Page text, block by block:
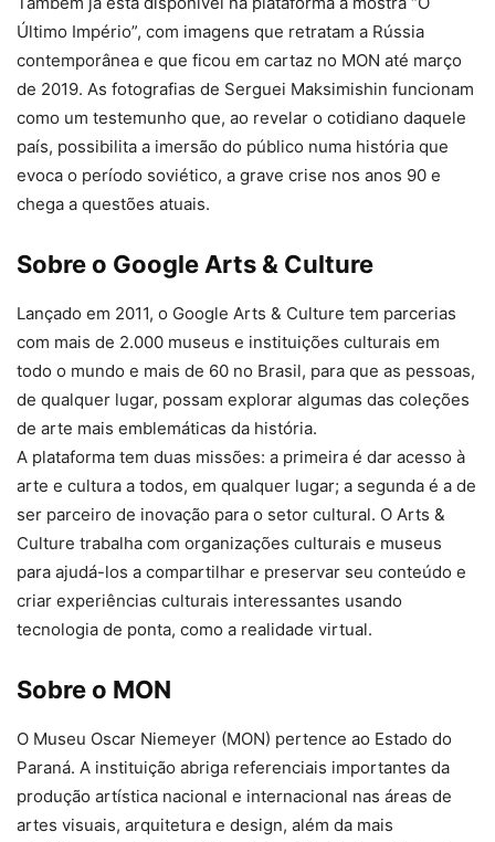
Último Império”, com imagens que retratam a Rússia
contemporânea e que ficou em cartaz no MON até março
de 2019. As fotografias de Serguei Maksimishin funcionam
como um testemunho que, ao revelar o cotidiano daquele
país, possibilita a imersão do público numa história que
evoca o período soviético, a grave crise nos anos 90 e
chega a questões atuais.
Sobre o Google Arts & Culture
Lançado em 2011, o Google Arts & Culture tem parcerias
com mais de 2.000 museus e instituições culturais em
todo o mundo e mais de 60 no Brasil, para que as pessoas,
de qualquer lugar, possam explorar algumas das coleções
de arte mais emblemáticas da história.
A plataforma tem duas missões: a primeira é dar acesso à
arte e cultura a todos, em qualquer lugar; a segunda é a de
ser parceiro de inovação para o setor cultural. O Arts &
Culture trabalha com organizações culturais e museus
para ajudá-los a compartilhar e preservar seu conteúdo e
criar experiências culturais interessantes usando
tecnologia de ponta, como a realidade virtual.
Sobre o MON
O Museu Oscar Niemeyer (MON) pertence ao Estado do
Paraná. A instituição abriga referenciais importantes da
produção artística nacional e internacional nas áreas de
artes visuais, arquitetura e design, além da mais